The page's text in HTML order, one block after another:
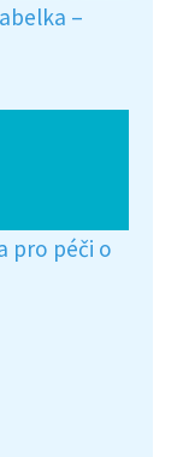
–
pro péči o